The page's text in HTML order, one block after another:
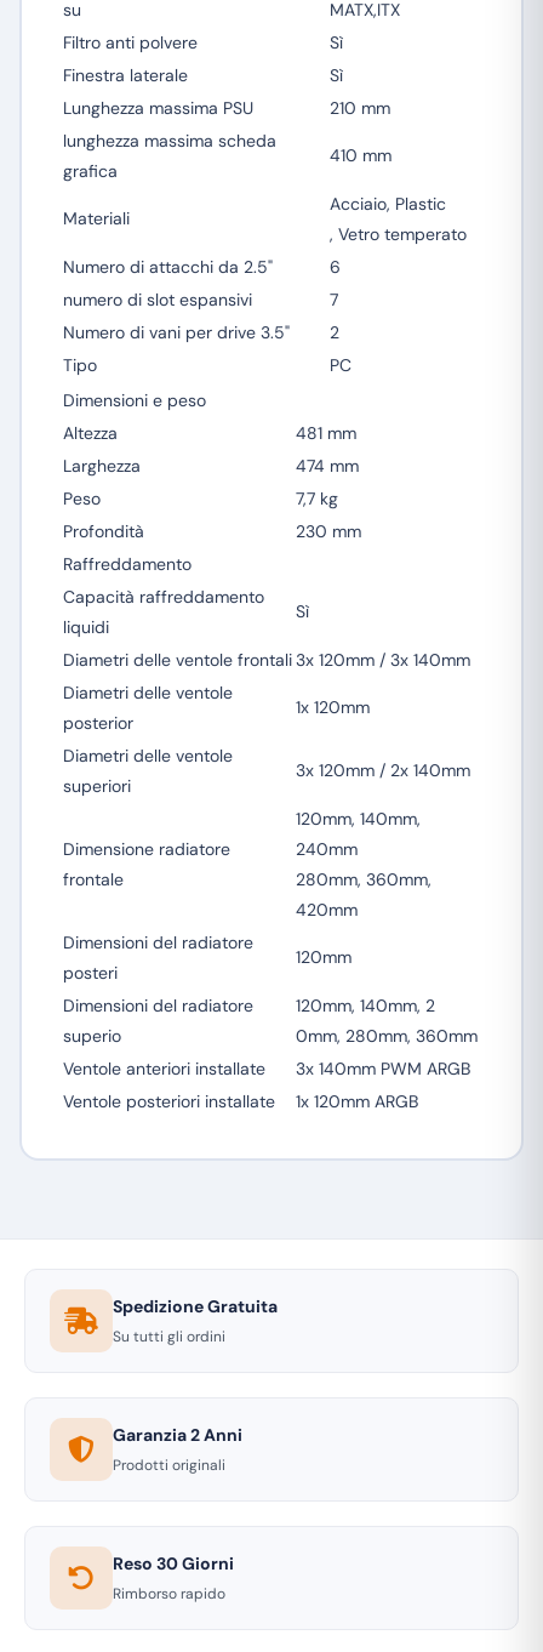
su
MATX,ITX
Filtro anti polvere
Sì
Finestra laterale
Sì
Lunghezza massima PSU
210 mm
lunghezza massima scheda
grafica
410 mm
Materiali
Acciaio, Plastic
, Vetro temperato
Numero di attacchi da 2.5"
6
numero di slot espansivi
7
Numero di vani per drive 3.5"
2
Tipo
PC
Dimensioni e peso
Altezza
481 mm
Larghezza
474 mm
Peso
7,7 kg
Profondità
230 mm
Raffreddamento
Capacità raffreddamento
liquidi
Sì
Diametri delle ventole frontali3x 120mm / 3x 140mm
Diametri delle ventole
posterior
1x 120mm
Diametri delle ventole
superiori
3x 120mm / 2x 140mm
Dimensione radiatore
frontale
120mm, 140mm,
240mm
280mm, 360mm,
420mm
Dimensioni del radiatore
posteri
120mm
Dimensioni del radiatore
superio
120mm, 140mm, 2
0mm, 280mm, 360mm
Ventole anteriori installate
3x 140mm PWM ARGB
Ventole posteriori installate
1x 120mm ARGB
Spedizione Gratuita
Su tutti gli ordini
Garanzia 2 Anni
Prodotti originali
Reso 30 Giorni
Rimborso rapido